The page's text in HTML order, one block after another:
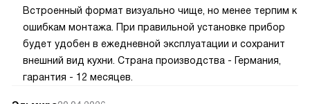
Встроенный формат визуально чище, но менее терпим к
ошибкам монтажа. При правильной установке прибор
будет удобен в ежедневной эксплуатации и сохранит
внешний вид кухни. Страна производства - Германия,
гарантия - 12 месяцев.